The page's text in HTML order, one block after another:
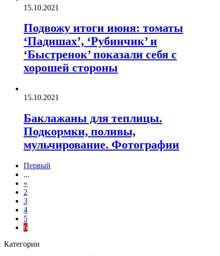
15.10.2021
Подвожу итоги июня: томаты
‘Падишах’, ‘Рубинчик’ и
‘Быстренок’ показали себя с
хорошей стороны
15.10.2021
Баклажаны для теплицы.
Подкормки, поливы,
мульчирование. Фотографии
Первый
...
«
2
3
4
5
6
Категории